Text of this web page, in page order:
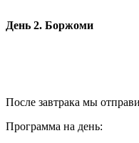
День 2. Боржоми
После завтрака мы
Программа на день: